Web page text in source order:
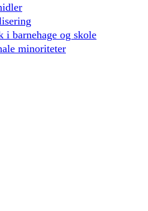
i barnehage og skole
minoriteter